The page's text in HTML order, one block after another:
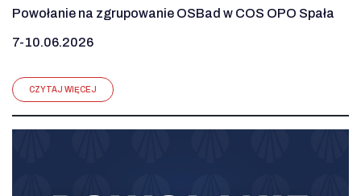
Powołanie na zgrupowanie OSBad w COS OPO Spała
7-10.06.2026
CZYTAJ WIĘCEJ